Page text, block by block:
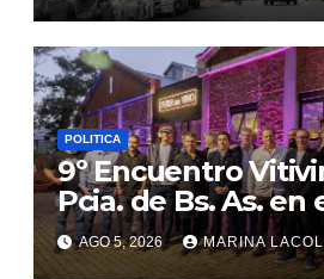
POLITICA
9º Encuentro
Pcia. de Bs. As. en
Gastronómico de
Argentinas
AGO 5, 2026 MARINA